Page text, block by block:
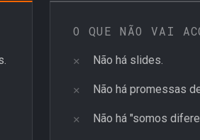
O QUE NÃO VAI
Não há slides.
Não há promessas
Não há "somos